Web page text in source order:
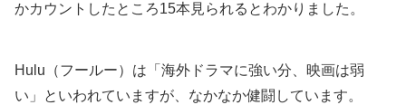
かカウントしたところ15本見られるとわかりました。
Hulu（フールー）は「海外ドラマに強い分、映画は弱
い」といわれていますが、なかなか健闘しています。